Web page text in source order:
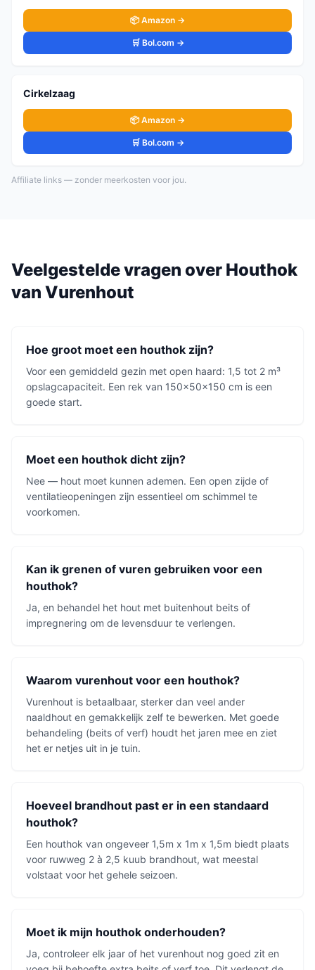
📦 Amazon →
🛒 Bol.com →
Cirkelzaag
📦 Amazon →
🛒 Bol.com →
Affiliate links — zonder meerkosten voor jou.
Veelgestelde vragen over Houthok
van Vurenhout
Hoe groot moet een houthok zijn?
Voor een gemiddeld gezin met open haard: 1,5 tot 2 m³
opslagcapaciteit. Een rek van 150x50x150 cm is een
goede start.
Moet een houthok dicht zijn?
Nee — hout moet kunnen ademen. Een open zijde of
ventilatieopeningen zijn essentieel om schimmel te
voorkomen.
Kan ik grenen of vuren gebruiken voor een
houthok?
Ja, en behandel het hout met buitenhout beits of
impregnering om de levensduur te verlengen.
Waarom vurenhout voor een houthok?
Vurenhout is betaalbaar, sterker dan veel ander
naaldhout en gemakkelijk zelf te bewerken. Met goede
behandeling (beits of verf) houdt het jaren mee en ziet
het er netjes uit in je tuin.
Hoeveel brandhout past er in een standaard
houthok?
Een houthok van ongeveer 1,5m x 1m x 1,5m biedt plaats
voor ruwweg 2 à 2,5 kuub brandhout, wat meestal
volstaat voor het gehele seizoen.
Moet ik mijn houthok onderhouden?
Ja, controleer elk jaar of het vurenhout nog goed zit en